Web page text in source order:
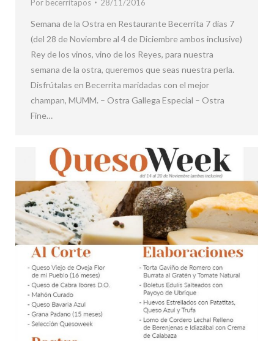
Por becerritapos 28/11/2016
Semana de la Ostra en Restaurante Becerrita 7 días 7
(del 28 de Noviembre al 4 de Diciembre ambos inclusive)
Rey de los vinos, vino de los Reyes, para nuestra
semana de la ostra, queremos que seas nuestra perla.
Disfrútalas en Becerrita maridadas con el mejor
champan, MUMM. – Ostra Gallega Especial – Ostra
Fine…